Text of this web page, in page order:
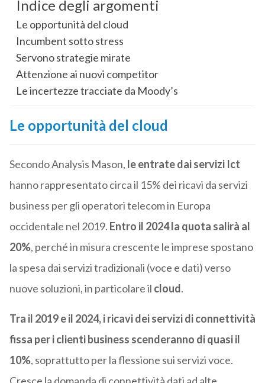
Indice degli argomenti
Le opportunità del cloud
Incumbent sotto stress
Servono strategie mirate
Attenzione ai nuovi competitor
Le incertezze tracciate da Moody’s
Le opportunità del cloud
Secondo Analysis Mason, le entrate dai servizi Ict
hanno rappresentato circa il 15% dei ricavi da servizi
business per gli operatori telecom in Europa
occidentale nel 2019. Entro il 2024 la quota salirà al
20%, perché in misura crescente le imprese spostano
la spesa dai servizi tradizionali (voce e dati) verso
nuove soluzioni, in particolare il cloud.
Tra il 2019 e il 2024, i ricavi dei servizi di connettività
fissa per i clienti business scenderanno di quasi il
10%, soprattutto per la flessione sui servizi voce.